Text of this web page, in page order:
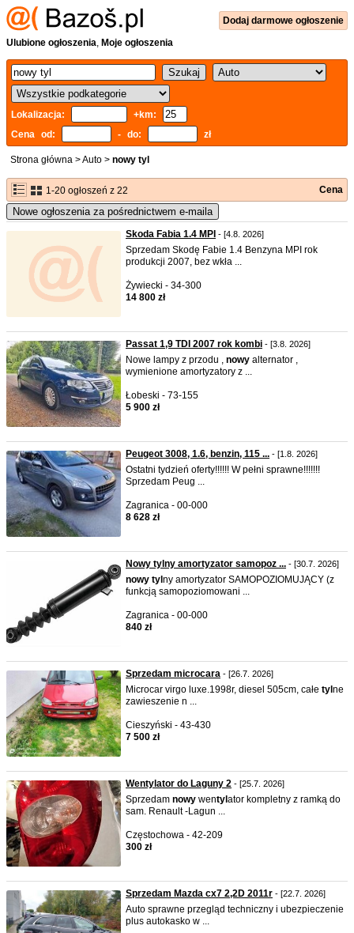
Dodaj darmowe ogłoszenie
Ulubione ogłoszenia, Moje ogłoszenia
Lokalizacja:
+km:
Cena od:
- do: zł
Strona główna >Auto > nowy tyl
1-20 ogłoszeń z 22 Cena
Nowe ogłoszenia za pośrednictwem e-maila
Skoda Fabia 1.4 MPI - [4.8. 2026]
Sprzedam Skodę Fabie 1.4 Benzyna MPI rok
produkcji 2007, bez wkła ...
Żywiecki - 34-300
14 800 zł
Passat 1,9 TDI 2007 rok kombi - [3.8. 2026]
Nowe lampy z przodu , nowy alternator ,
wymienione amortyzatory z ...
Łobeski - 73-155
5 900 zł
Peugeot 3008, 1.6, benzin, 115 ... - [1.8. 2026]
Ostatni tydzień oferty!!!!!! W pełni sprawne!!!!!!!
Sprzedam Peug ...
Zagranica - 00-000
8 628 zł
Nowy tylny amortyzator samopoz ... - [30.7. 2026]
nowy tyl ny amortyzator SAMOPOZIOMUJĄCY (z
funkcją samopoziomowani ...
Zagranica - 00-000
840 zł
Sprzedam microcara - [26.7. 2026]
Microcar virgo luxe.1998r, diesel 505cm, całe tyl ne
zawieszenie n ...
Cieszyński - 43-430
7 500 zł
Wentylator do Laguny 2 - [25.7. 2026]
Sprzedam nowy wentyl ator kompletny z ramką do
sam. Renault -Lagun ...
Częstochowa - 42-209
300 zł
Sprzedam Mazda cx7 2,2D 2011r - [22.7. 2026]
Auto sprawne przegląd techniczny i ubezpieczenie
plus autokasko w ...